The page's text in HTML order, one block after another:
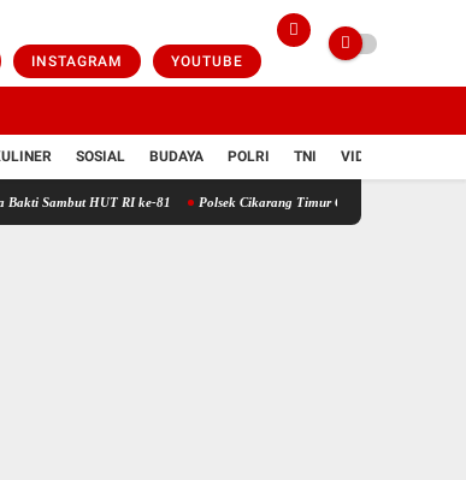
INSTAGRAM YOUTUBE
SOSIAL BUDAYA POLRI TNI VIDIO
HUT RI ke-81 Polsek Cikarang Timur Gelar Operasi Kejahatan Jalanan